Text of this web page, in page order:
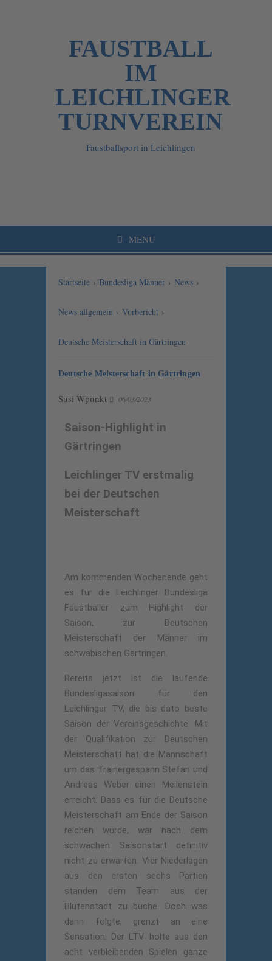
FAUSTBALL
IM
LEICHLINGER
TURNVEREIN
Faustballsport in Leichlingen
MENU
Startseite › Bundesliga Männer › News ›
News allgemein › Vorbericht ›
Deutsche Meisterschaft in Gärtringen
Deutsche Meisterschaft in Gärtringen
Susi Wpunkt 06/03/2023
Saison-Highlight in
Gärtringen
Leichlinger TV erstmalig
bei der Deutschen
Meisterschaft
Am kommenden Wochenende geht
es für die Leichlinger Bundesliga
Faustballer zum Highlight der
Saison, zur Deutschen
Meisterschaft der Männer im
schwäbischen Gärtringen.
Bereits jetzt ist die laufende
Bundesligasaison für den
Leichlinger TV, die bis dato beste
Saison der Vereinsgeschichte. Mit
der Qualifikation zur Deutschen
Meisterschaft hat die Mannschaft
um das Trainergespann Stefan und
Andreas Weber einen Meilenstein
erreicht. Dass es für die Deutsche
Meisterschaft am Ende der Saison
reichen würde, war nach dem
schwachen Saisonstart definitiv
nicht zu erwarten. Vier Niederlagen
aus den ersten sechs Partien
standen dem Team aus der
Blütenstadt zu buche. Doch was
dann folgte, grenzt an eine
Sensation. Der LTV holte aus den
acht verbleibenden Spielen ganze